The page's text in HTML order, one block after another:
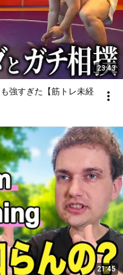
23:43
強すぎた【筋トレ未経
21:45